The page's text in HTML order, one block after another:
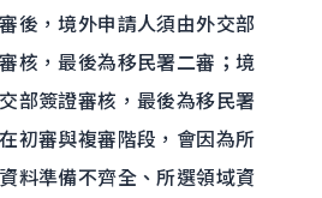
後，境外申請人須由外交部
核，最後為移民署二審；境
部簽證審核，最後為移民署
初審與複審階段，會因為所
料準備不齊全、所選領域資